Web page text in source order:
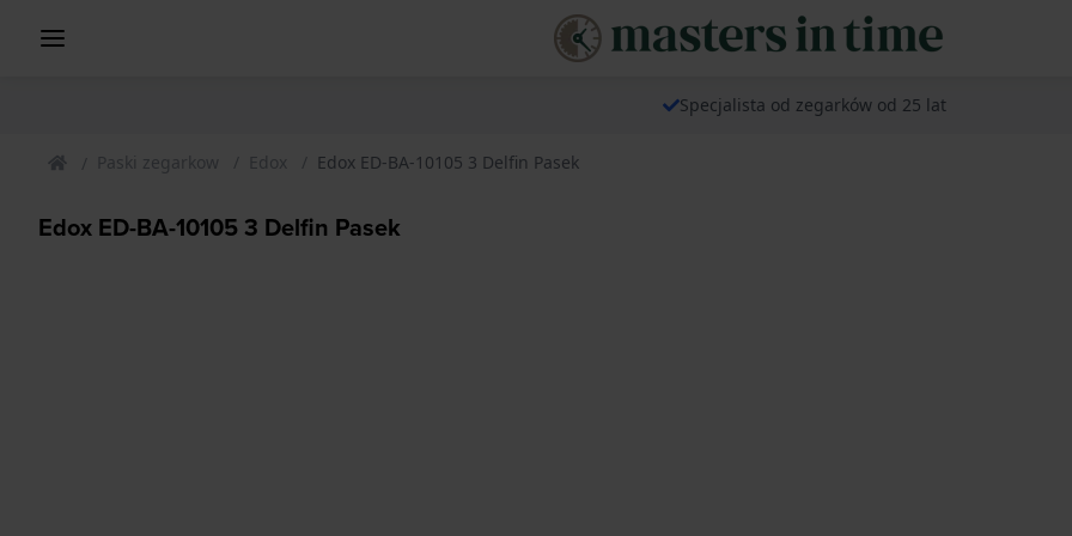
Specjalista od zegarków od 25 lat
Paski zegarkow Edox Edox ED-BA-10105 3 Delfin Pasek
Edox ED-BA-10105 3 Delfin Pasek